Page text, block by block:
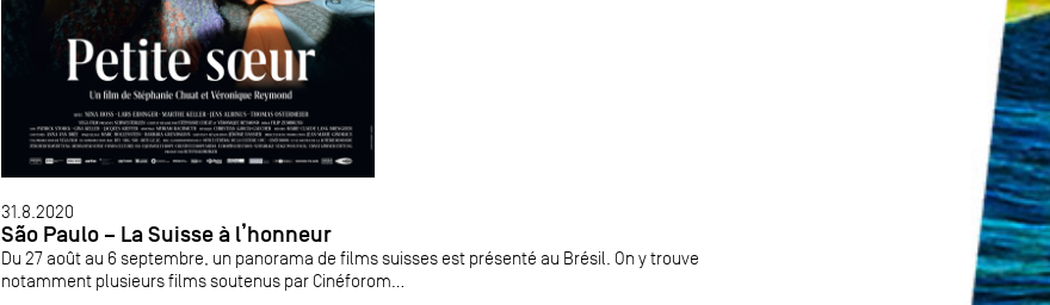
31.8.2020
São Paulo – La Suisse à l’honneur
Du 27 août au 6 septembre, un panorama de films suisses est présenté au Brésil. On y trouve
notamment plusieurs films soutenus par Cinéforom...